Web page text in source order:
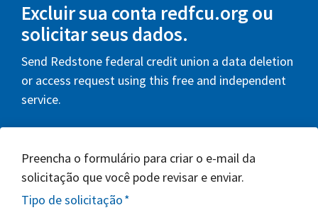
Excluir sua conta redfcu.org ou
solicitar seus dados.
Send Redstone federal credit union a data deletion
or access request using this free and independent
service.
Preencha o formulário para criar o e-mail da
solicitação que você pode revisar e enviar.
Tipo de solicitação*